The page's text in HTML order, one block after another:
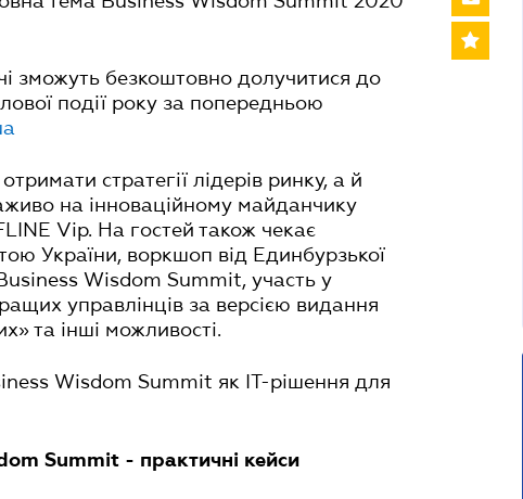
зможуть безкоштовно долучитися до
події року за попередньою
стратегії лідерів ринку, а й
на інноваційному майданчику
Vip. На гостей також чекає
України, воркшоп від Единбурзької
Wisdom Summit, участь у
управлінців за версією видання
та інші можливості.
Wisdom Summit як ІТ-рішення для
Summit - практичні кейси